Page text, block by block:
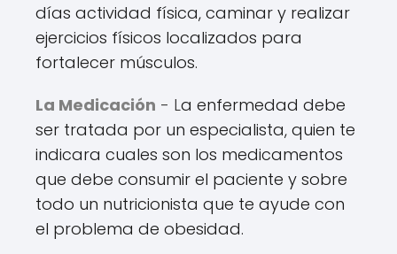
días actividad física, caminar y realizar
ejercicios físicos localizados para
fortalecer músculos.
La Medicación - La enfermedad debe
ser tratada por un especialista, quien te
indicara cuales son los medicamentos
que debe consumir el paciente y sobre
todo un nutricionista que te ayude con
el problema de obesidad.